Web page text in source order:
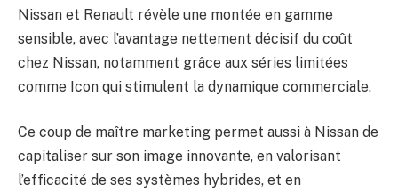
Nissan et Renault révèle une montée en gamme
sensible, avec l’avantage nettement décisif du coût
chez Nissan, notamment grâce aux séries limitées
comme Icon qui stimulent la dynamique commerciale.
Ce coup de maître marketing permet aussi à Nissan de
capitaliser sur son image innovante, en valorisant
l’efficacité de ses systèmes hybrides, et en